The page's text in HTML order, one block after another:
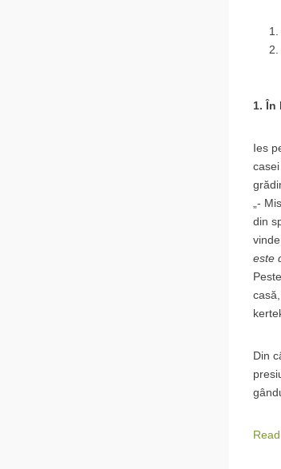
1. În
Ies
„-
din
este
Din